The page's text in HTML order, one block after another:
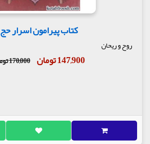
کتاب پیرامون اسرار حج
روح و ریحان
147,900 تومان 170,000 تومان